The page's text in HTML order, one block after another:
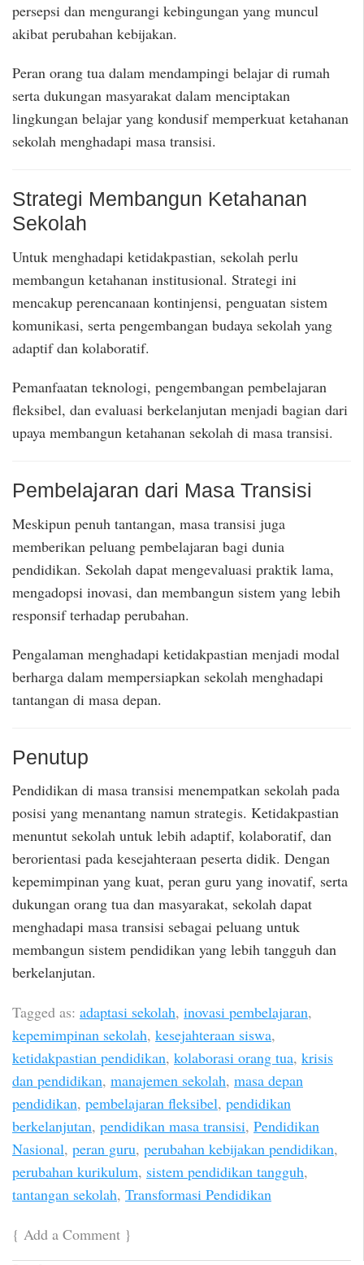
persepsi dan mengurangi kebingungan yang muncul
akibat perubahan kebijakan.
Peran orang tua dalam mendampingi belajar di rumah
serta dukungan masyarakat dalam menciptakan
lingkungan belajar yang kondusif memperkuat ketahanan
sekolah menghadapi masa transisi.
Strategi Membangun Ketahanan
Sekolah
Untuk menghadapi ketidakpastian, sekolah perlu
membangun ketahanan institusional. Strategi ini
mencakup perencanaan kontinjensi, penguatan sistem
komunikasi, serta pengembangan budaya sekolah yang
adaptif dan kolaboratif.
Pemanfaatan teknologi, pengembangan pembelajaran
fleksibel, dan evaluasi berkelanjutan menjadi bagian dari
upaya membangun ketahanan sekolah di masa transisi.
Pembelajaran dari Masa Transisi
Meskipun penuh tantangan, masa transisi juga
memberikan peluang pembelajaran bagi dunia
pendidikan. Sekolah dapat mengevaluasi praktik lama,
mengadopsi inovasi, dan membangun sistem yang lebih
responsif terhadap perubahan.
Pengalaman menghadapi ketidakpastian menjadi modal
berharga dalam mempersiapkan sekolah menghadapi
tantangan di masa depan.
Penutup
Pendidikan di masa transisi menempatkan sekolah pada
posisi yang menantang namun strategis. Ketidakpastian
menuntut sekolah untuk lebih adaptif, kolaboratif, dan
berorientasi pada kesejahteraan peserta didik. Dengan
kepemimpinan yang kuat, peran guru yang inovatif, serta
dukungan orang tua dan masyarakat, sekolah dapat
menghadapi masa transisi sebagai peluang untuk
membangun sistem pendidikan yang lebih tangguh dan
berkelanjutan.
Tagged as: adaptasi sekolah, inovasi pembelajaran,
kepemimpinan sekolah, kesejahteraan siswa,
ketidakpastian pendidikan, kolaborasi orang tua, krisis
dan pendidikan, manajemen sekolah, masa depan
pendidikan, pembelajaran fleksibel, pendidikan
berkelanjutan, pendidikan masa transisi, Pendidikan
Nasional, peran guru, perubahan kebijakan pendidikan,
perubahan kurikulum, sistem pendidikan tangguh,
tantangan sekolah, Transformasi Pendidikan
{ Add a Comment }